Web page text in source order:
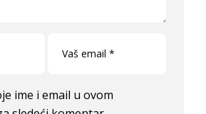
ime i email u ovom